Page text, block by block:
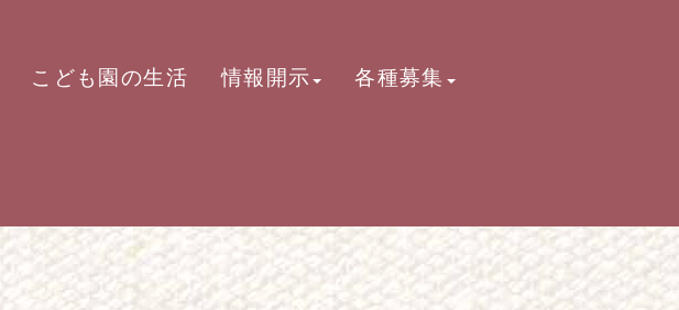
こども園の生活 情報開示 各種募集